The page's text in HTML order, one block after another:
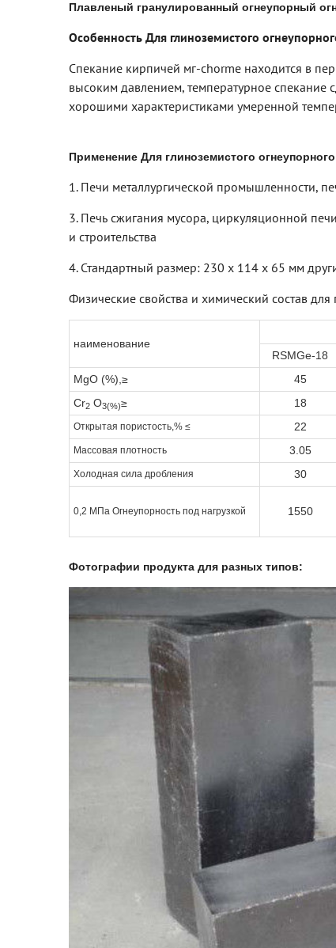
Плавленый гранулированный огнеупорный
Особенность Для глиноземистого
Спекание кирпичей мг-chorme находится в
высоким давлением, температурное
хорошими характеристиками умеренной
Применение Для глиноземистого
1. Печи металлургической промышленности,
3. Печь сжигания мусора, циркуляционной
и строительства
4. Стандартный размер: 230 x 114 x 65 мм
Физические свойства и химический состав
наименование
RSMGe-18
MgO (%),≥
45
Cr2 O3(%)≥ 18
Открытая пористость,% ≤ 22
Массовая плотность 3.05
Холодная сила дробления 30
0,2 МПа Огнеупорность под нагрузкой 1550
Фотографии продукта для разных типов: